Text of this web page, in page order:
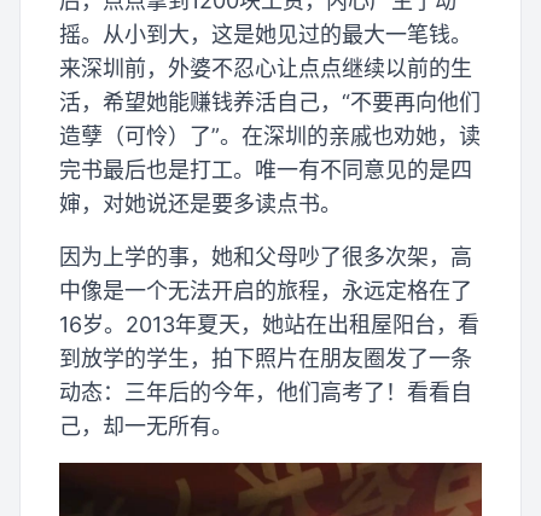
摇。从小到大，这是她见过的最大一笔钱。
来深圳前，外婆不忍心让点点继续以前的生
活，希望她能赚钱养活自己，“不要再向他们
造孽（可怜）了”。在深圳的亲戚也劝她，读
完书最后也是打工。唯一有不同意见的是四
婶，对她说还是要多读点书。
因为上学的事，她和父母吵了很多次架，高
中像是一个无法开启的旅程，永远定格在了
16岁。2013年夏天，她站在出租屋阳台，看
到放学的学生，拍下照片在朋友圈发了一条
动态：三年后的今年，他们高考了！看看自
己，却一无所有。